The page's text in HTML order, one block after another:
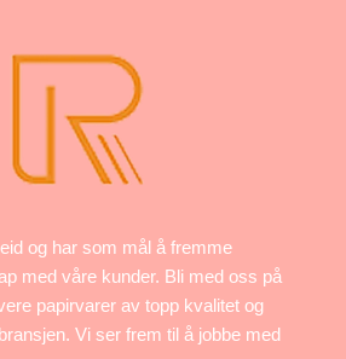
og har som mål å fremme
med våre kunder. Bli med oss på
papirvarer av topp kvalitet og
Vi ser frem til å jobbe med